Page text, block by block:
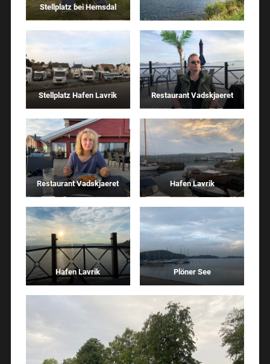
Stellplatz bei Hemsdal
Stellplatz Hafen Lavrik Restaurant Vadskjaeret
Restaurant Vadskjaeret Hafen Lavrik
Hafen Lavrik Plöner See